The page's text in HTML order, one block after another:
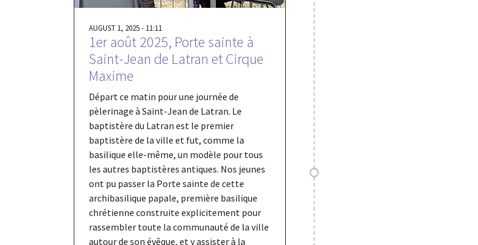
AUGUST 1, 2025 - 11:11
1er août 2025, Porte sainte à
Saint-Jean de Latran et Cirque
Maxime
Départ ce matin pour une journée de
pèlerinage à Saint-Jean de Latran. Le
baptistère du Latran est le premier
baptistère de la ville et fut, comme la
basilique elle-même, un modèle pour tous
les autres baptistères antiques. Nos jeunes
ont pu passer la Porte sainte de cette
archibasilique papale, première basilique
chrétienne construite explicitement pour
rassembler toute la communauté de la ville
autour de son évêque, et y assister à la